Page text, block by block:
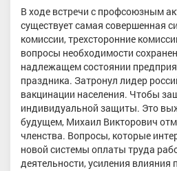
В ходе встречи с профсоюзным
существует самая совершенная
комиссии, трехсторонние
вопросы необходимости
надлежащем состоянии
праздника. Затронул лидер
вакцинации населения. Чтобы
индивидуальной защиты. Это
будущем, Михаил Викторович
членства. Вопросы, которые
новой системы оплаты труда
деятельности, усиления